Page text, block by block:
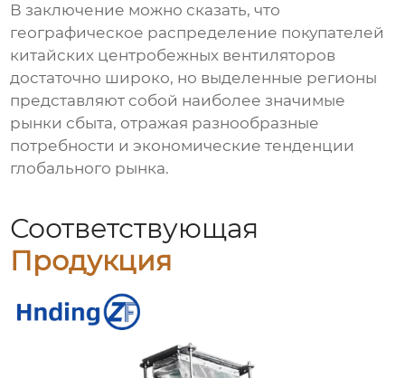
В заключение можно сказать, что
географическое распределение покупателей
китайских центробежных вентиляторов
достаточно широко, но выделенные регионы
представляют собой наиболее значимые
рынки сбыта, отражая разнообразные
потребности и экономические тенденции
глобального рынка.
Соответствующая
Продукция